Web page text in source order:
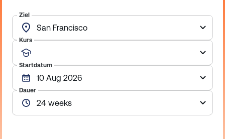
Ziel
Kurs
Startdatum
Dauer